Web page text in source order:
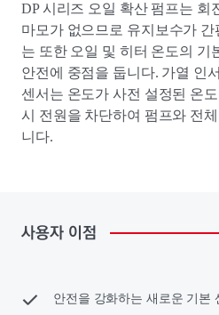
DP 시리즈 오일 확산 펌프는 회
마모가 없으므로 유지보수가 간
는 또한 오일 및 히터 온도의 기
안전에 중점을 둡니다. 가열 인
센서는 온도가 사전 설정된 온
시 전원을 차단하여 펌프와 전
니다.
사용자 이점
안전을 강화하는 새로운 기본